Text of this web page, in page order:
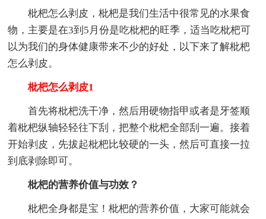
枇杷怎么剥皮，枇杷是我们生活中很常见的水果食
物，主要是在3到5月份是吃枇杷的旺季，适当吃枇杷可
以为我们的身体健康带来不少的好处，以下来了解枇杷
怎么剥皮。
枇杷怎么剥皮1
首先将枇杷洗干净，然后用硬物指甲或者是牙签顺
着枇杷纵轴轻轻往下刮，把整个枇杷全部刮一遍。接着
开始剥皮，先拔起枇杷比较硬的一头，然后可直接一拉
到底剥除即可。
枇杷的营养价值与功效？
枇杷全身都是宝！枇杷的营养价值，大家可能就会